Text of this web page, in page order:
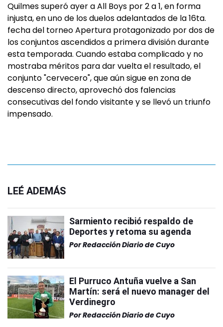
Quilmes superó ayer a All Boys por 2 a 1, en forma
injusta, en uno de los duelos adelantados de la 16ta.
fecha del torneo Apertura protagonizado por dos de
los conjuntos ascendidos a primera división durante
esta temporada. Cuando estaba complicado y no
mostraba méritos para dar vuelta el resultado, el
conjunto "cervecero", que aún sigue en zona de
descenso directo, aprovechó dos falencias
consecutivas del fondo visitante y se llevó un triunfo
impensado.
LEÉ ADEMÁS
Sarmiento recibió respaldo de
Deportes y retoma su agenda
PorRedacción Diario de Cuyo
El Purruco Antuña vuelve a San
Martín: será el nuevo manager del
Verdinegro
PorRedacción Diario de Cuyo